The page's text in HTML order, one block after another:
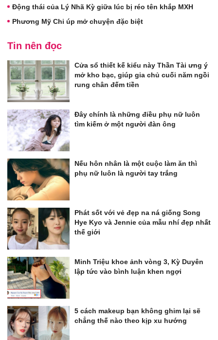
Động thái của Lý Nhã Kỳ giữa lúc bị réo tên khắp MXH
Phương Mỹ Chi úp mở chuyện đặc biệt
Tin nên đọc
Cửa sổ thiết kế kiểu này Thần Tài ưng ý
mở kho bạc, giúp gia chủ cuối năm ngồi
rung chân đếm tiền
Đây chính là những điều phụ nữ luôn
tìm kiếm ở một người đàn ông
Nếu hôn nhân là một cuộc làm ăn thì
phụ nữ luôn là người tay trắng
Phát sốt với vẻ đẹp na ná giống Song
Hye Kyo và Jennie của mẫu nhí đẹp nhất
thế giới
Minh Triệu khoe ảnh vòng 3, Kỳ Duyên
lập tức vào bình luận khen ngợi
5 cách makeup bạn không ghim lại sẽ
chẳng thế nào theo kịp xu hướng